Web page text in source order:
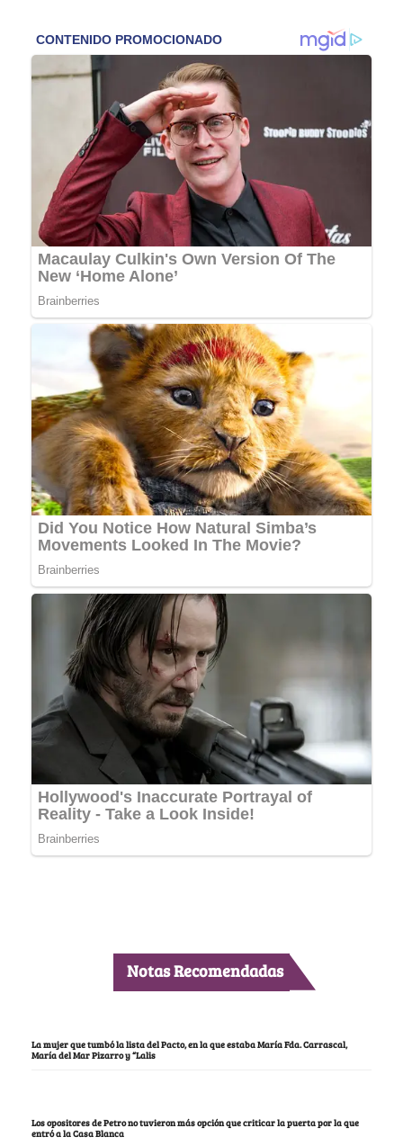
Notas Recomendadas
La mujer que tumbó la lista del Pacto, en la que estaba María Fda. Carrascal,
María del Mar Pizarro y “Lalis
Los opositores de Petro no tuvieron más opción que criticar la puerta por la que
entró a la Casa Blanca